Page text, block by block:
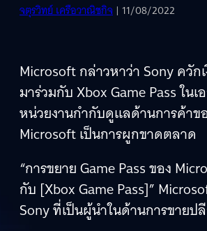
จตุรวิทย์ เครือวาณิชกิจ | 11/08/2022
Microsoft กล่าวหาว่า Sony ควัก
มาร่วมกับ Xbox Game Pass ใน
หน่วยงานกำกับดูแลด้านการค้าข
Microsoft เป็นการผูกขาดตลาด
“การขยาย Game Pass ของ
กับ [Xbox Game Pass]”
Sony ที่เป็นผู้นำในด้านการขาย